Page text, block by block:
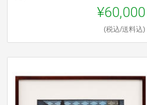
¥60,000
(税込/送料込)